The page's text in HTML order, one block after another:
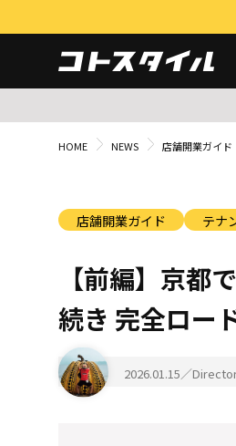
HOME NEWS 店舗開業ガイド
店舗開業ガイド テナ
【前編】京都
続き 完全ロー
2026.01.15／